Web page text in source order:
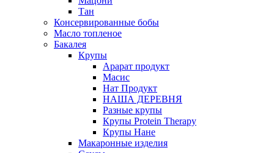
Тан
Консервированные бобы
Масло топленое
Бакалея
Крупы
Арарат продукт
Масис
Нат Продукт
НАША ДЕРЕВНЯ
Разные крупы
Крупы Protein Therapy
Крупы Нане
Макаронные изделия